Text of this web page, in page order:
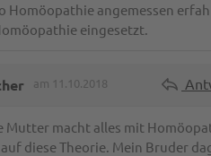
Homöopathie angemessen
eingesetzt.
am 11.10.2018
Mutter macht alles mit
diese Theorie. Mein Bruder